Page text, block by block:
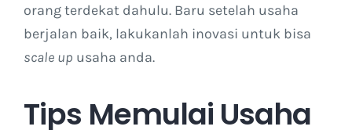
orang terdekat dahulu. Baru setelah usaha
berjalan baik, lakukanlah inovasi untuk bisa
scale up usaha anda.
Tips Memulai Usaha